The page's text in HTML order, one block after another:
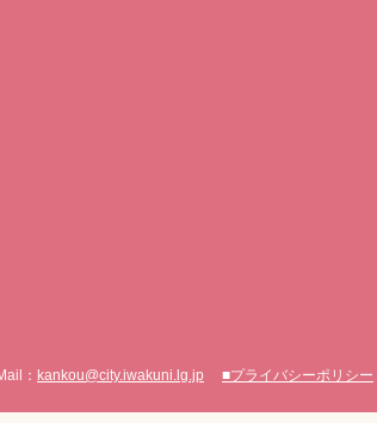
： kankou@city.iwakuni.lg.jp ■プライバシーポリシー